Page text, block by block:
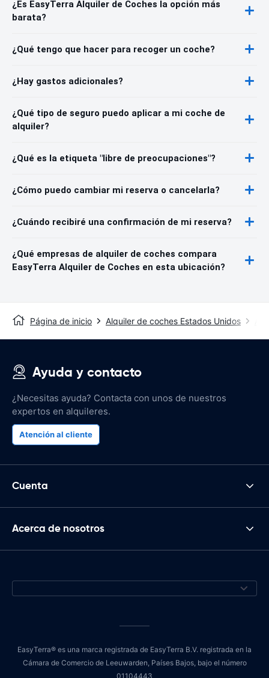
¿Es EasyTerra Alquiler de Coches la opción más
barata?
¿Qué tengo que hacer para recoger un coche?
¿Hay gastos adicionales?
¿Qué tipo de seguro puedo aplicar a mi coche de
alquiler?
¿Qué es la etiqueta "libre de preocupaciones"?
¿Cómo puedo cambiar mi reserva o cancelarla?
¿Cuándo recibiré una confirmación de mi reserva?
¿Qué empresas de alquiler de coches compara
EasyTerra Alquiler de Coches en esta ubicación?
Página de inicio Alquiler de coches Estados Unidos
Ayuda y contacto
¿Necesitas ayuda? Contacta con unos de nuestros
expertos en alquileres.
Atención al cliente
Cuenta
Acerca de nosotros
EasyTerra® es una marca registrada de EasyTerra B.V. registrada en la
Cámara de Comercio de Leeuwarden, Países Bajos, bajo el número
01104443